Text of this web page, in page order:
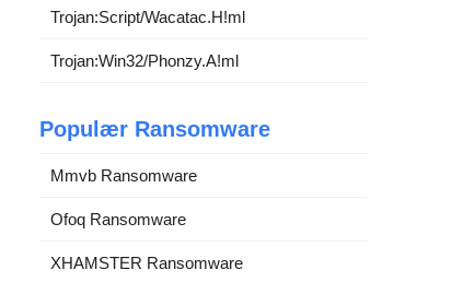
Trojan:Script/Wacatac.H!ml
Trojan:Win32/Phonzy.A!ml
Populær Ransomware
Mmvb Ransomware
Ofoq Ransomware
XHAMSTER Ransomware